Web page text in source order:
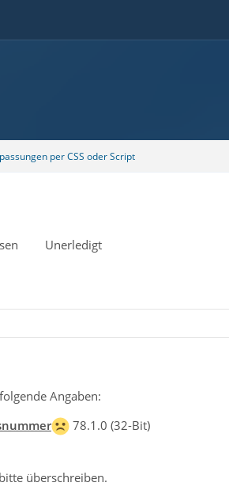
per CSS oder Script
Unerledigt
Angaben:
78.1.0 (32-Bit)
überschreiben.